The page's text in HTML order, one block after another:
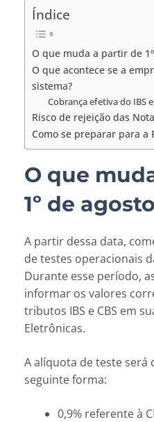
Índice
O que muda a partir de
O que acontece se a
sistema?
Cobrança efetiva do IBS e
Risco de rejeição das
Como se preparar para a
O que
1º de
A partir dessa data,
de testes operacionais
Durante esse período,
informar os valores
tributos IBS e CBS em
Eletrônicas.
A alíquota de teste será
seguinte forma:
0,9% referente à